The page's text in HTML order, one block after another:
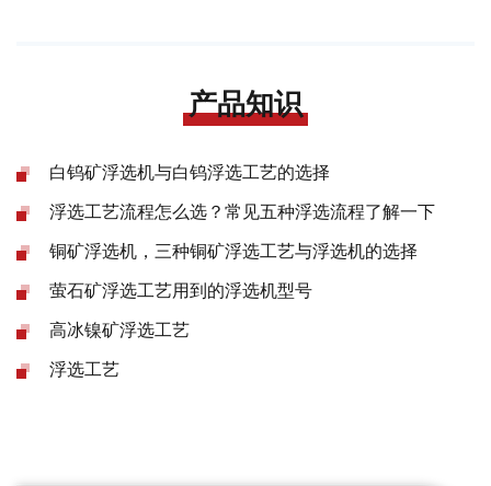
产品知识
白钨矿浮选机与白钨浮选工艺的选择
浮选工艺流程怎么选？常见五种浮选流程了解一下
铜矿浮选机，三种铜矿浮选工艺与浮选机的选择
萤石矿浮选工艺用到的浮选机型号
高冰镍矿浮选工艺
浮选工艺